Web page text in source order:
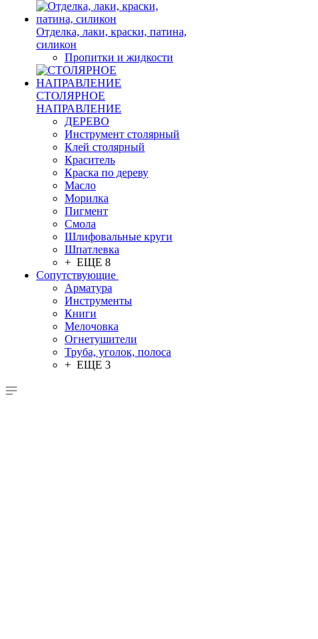
Отделка, лаки, краски, патина,
силикон
Пропитки и жидкости
СТОЛЯРНОЕ
НАПРАВЛЕНИЕ
ДЕРЕВО
Инструмент столярный
Клей столярный
Краситель
Краска по дереву
Масло
Морилка
Пигмент
Смола
Шлифовальные круги
Шпатлевка
+ ЕЩЕ 8
Сопутствующие
Арматура
Инструменты
Книги
Мелочовка
Огнетушители
Труба, уголок, полоса
+ ЕЩЕ 3